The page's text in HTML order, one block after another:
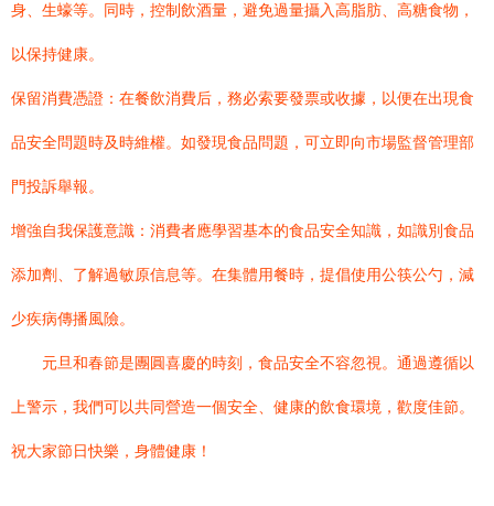
身、生蠔等。同時，控制飲酒量，避免過量攝入高脂肪、高糖食物，
以保持健康。
保留消費憑證：在餐飲消費后，務必索要發票或收據，以便在出現食
品安全問題時及時維權。如發現食品問題，可立即向市場監督管理部
門投訴舉報。
增強自我保護意識：消費者應學習基本的食品安全知識，如識別食品
添加劑、了解過敏原信息等。在集體用餐時，提倡使用公筷公勺，減
少疾病傳播風險。
元旦和春節是團圓喜慶的時刻，食品安全不容忽視。通過遵循以
上警示，我們可以共同營造一個安全、健康的飲食環境，歡度佳節。
祝大家節日快樂，身體健康！